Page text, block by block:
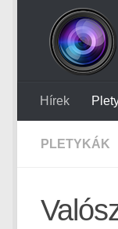
Hírek
PLETYKÁK